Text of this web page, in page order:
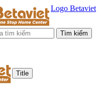
Logo Betaviet
Title